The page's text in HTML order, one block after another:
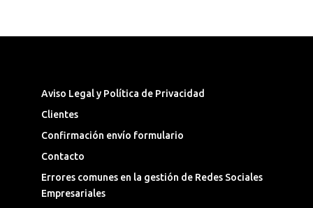
Aviso Legal y Política de Privacidad
Clientes
Confirmación envío formulario
Contacto
Errores comunes en la gestión de Redes Sociales
Empresariales